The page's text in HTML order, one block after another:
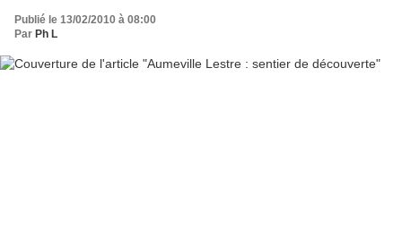
Publié le 13/02/2010 à 08:00
Par Ph L